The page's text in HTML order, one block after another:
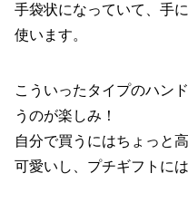
手袋状になっていて、手
使います。
こういったタイプのハン
うのが楽しみ！
自分で買うにはちょっと
可愛いし、プチギフトに